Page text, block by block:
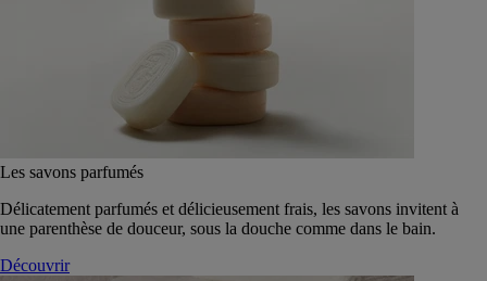
Les savons parfumés
Délicatement parfumés et délicieusement frais, les savons invitent à
une parenthèse de douceur, sous la douche comme dans le bain.
Découvrir